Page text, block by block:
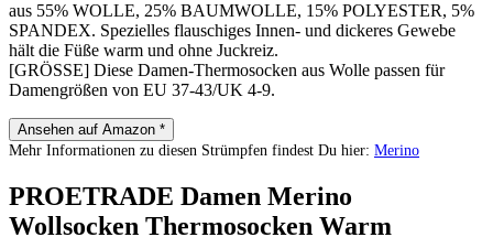
aus 55% WOLLE, 25% BAUMWOLLE, 15% POLYESTER, 5%
SPANDEX. Spezielles flauschiges Innen- und dickeres Gewebe
hält die Füße warm und ohne Juckreiz.
[GRÖSSE] Diese Damen-Thermosocken aus Wolle passen für
Damengrößen von EU 37-43/UK 4-9.
Ansehen auf Amazon *
Mehr Informationen zu diesen Strümpfen findest Du hier: Merino
PROETRADE Damen Merino
Wollsocken Thermosocken Warm